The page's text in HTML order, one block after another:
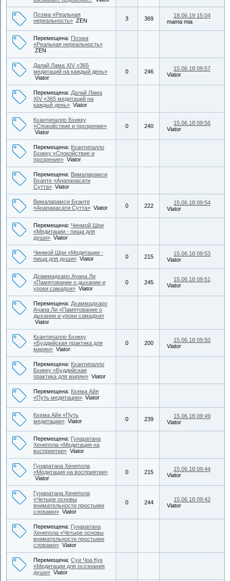
Поэма «Реальная
нереальность» ZEN 3 369
18.06.19 15:04
mama mia
Перемещена: Поэма
«Реальная нереальность»
ZEN
Далай Лама XIV «365
медитаций на каждый день»
Viator
0 246
15.06.18 09:57
Viator
Перемещена: Далай Лама
XIV «365 медитаций на
каждый день» Viator
Кхантипалло Бхикку
«Спокойствие и прозрение»
Viator
0 240
15.06.18 09:56
Viator
Перемещена: Кхантипалло
Бхикку «Спокойствие и
прозрение» Viator
Перемещена: Вималарамси
Бханте «Анапанасати
Сутта» Viator
Вималарамси Бханте
«Анапанасати Сутта» Viator 0 222
15.06.18 09:54
Viator
Перемещена: Чинмой Шри
«Медитации - пища для
души» Viator
Чинмой Шри «Медитации -
пища для души» Viator 0 215
15.06.18 09:53
Viator
Дхаммадхаро Ачана Ли
«Памятование о дыхании и
уроки самадхи» Viator
0 245
15.06.18 09:51
Viator
Перемещена: Дхаммадхаро
Ачана Ли «Памятование о
дыхании и уроки самадхи»
Viator
Кхантипалло Бхикку
«Буддийская практика для
мирян» Viator
0 200
15.06.18 09:50
Viator
Перемещена: Кхантипалло
Бхикку «Буддийская
практика для мирян» Viator
Перемещена: Кхема Айя
«Путь медитации» Viator
Кхема Айя «Путь
медитации» Viator 0 239
15.06.18 09:49
Viator
Перемещена: Гунаратана
Хенепола «Медитация на
восприятии» Viator
Гунаратана Хенепола
«Медитация на восприятии»
Viator
0 215
15.06.18 09:44
Viator
Гунаратана Хенепола
«Четыре основы
внимательности простыми
словами» Viator
0 244
15.06.18 09:42
Viator
Перемещена: Гунаратана
Хенепола «Четыре основы
внимательности простыми
словами» Viator
Перемещена: Суи Чоа Кук
«Медитации для осознания
души» Viator